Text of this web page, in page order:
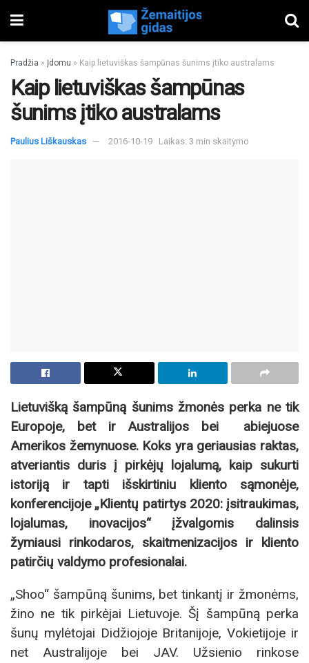
Pradžia » Įdomu » Kaip lietuviškas šampūnas šunims įtiko australams
Kaip lietuviškas šampūnas
šunims įtiko australams
Paulius Liškauskas 2016-10-19 Laikas: 3 min skaitymo
Lietuvišką šampūną šunims žmonės perka ne tik
Europoje, bet ir Australijos bei abiejuose
Amerikos žemynuose. Koks yra geriausias raktas,
atveriantis duris į pirkėjų lojalumą, kaip sukurti
istoriją ir tapti išskirtiniu kliento sąmonėje,
konferencijoje „Klientų patirtys 2020: įsitraukimas,
lojalumas, inovacijos“ įžvalgomis dalinsis
žymiausi rinkodaros, skaitmenizacijos ir kliento
patirčių valdymo profesionalai.
„Shoo“ šampūną šunims, bet tinkantį ir žmonėms,
žino ne tik pirkėjai Lietuvoje. Šį šampūną perka
šunų mylėtojai Didžiojoje Britanijoje, Vokietijoje ir
net Australijoje bei JAV. Užsienio rinkose